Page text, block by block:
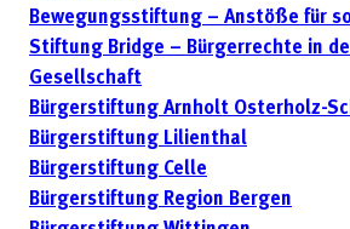
Bewegungsstiftung – Anstöße für
Stiftung Bridge – Bürgerrechte in
Gesellschaft
Bürgerstiftung Arnholt Osterholz-
Bürgerstiftung Lilienthal
Bürgerstiftung Celle
Bürgerstiftung Region Bergen